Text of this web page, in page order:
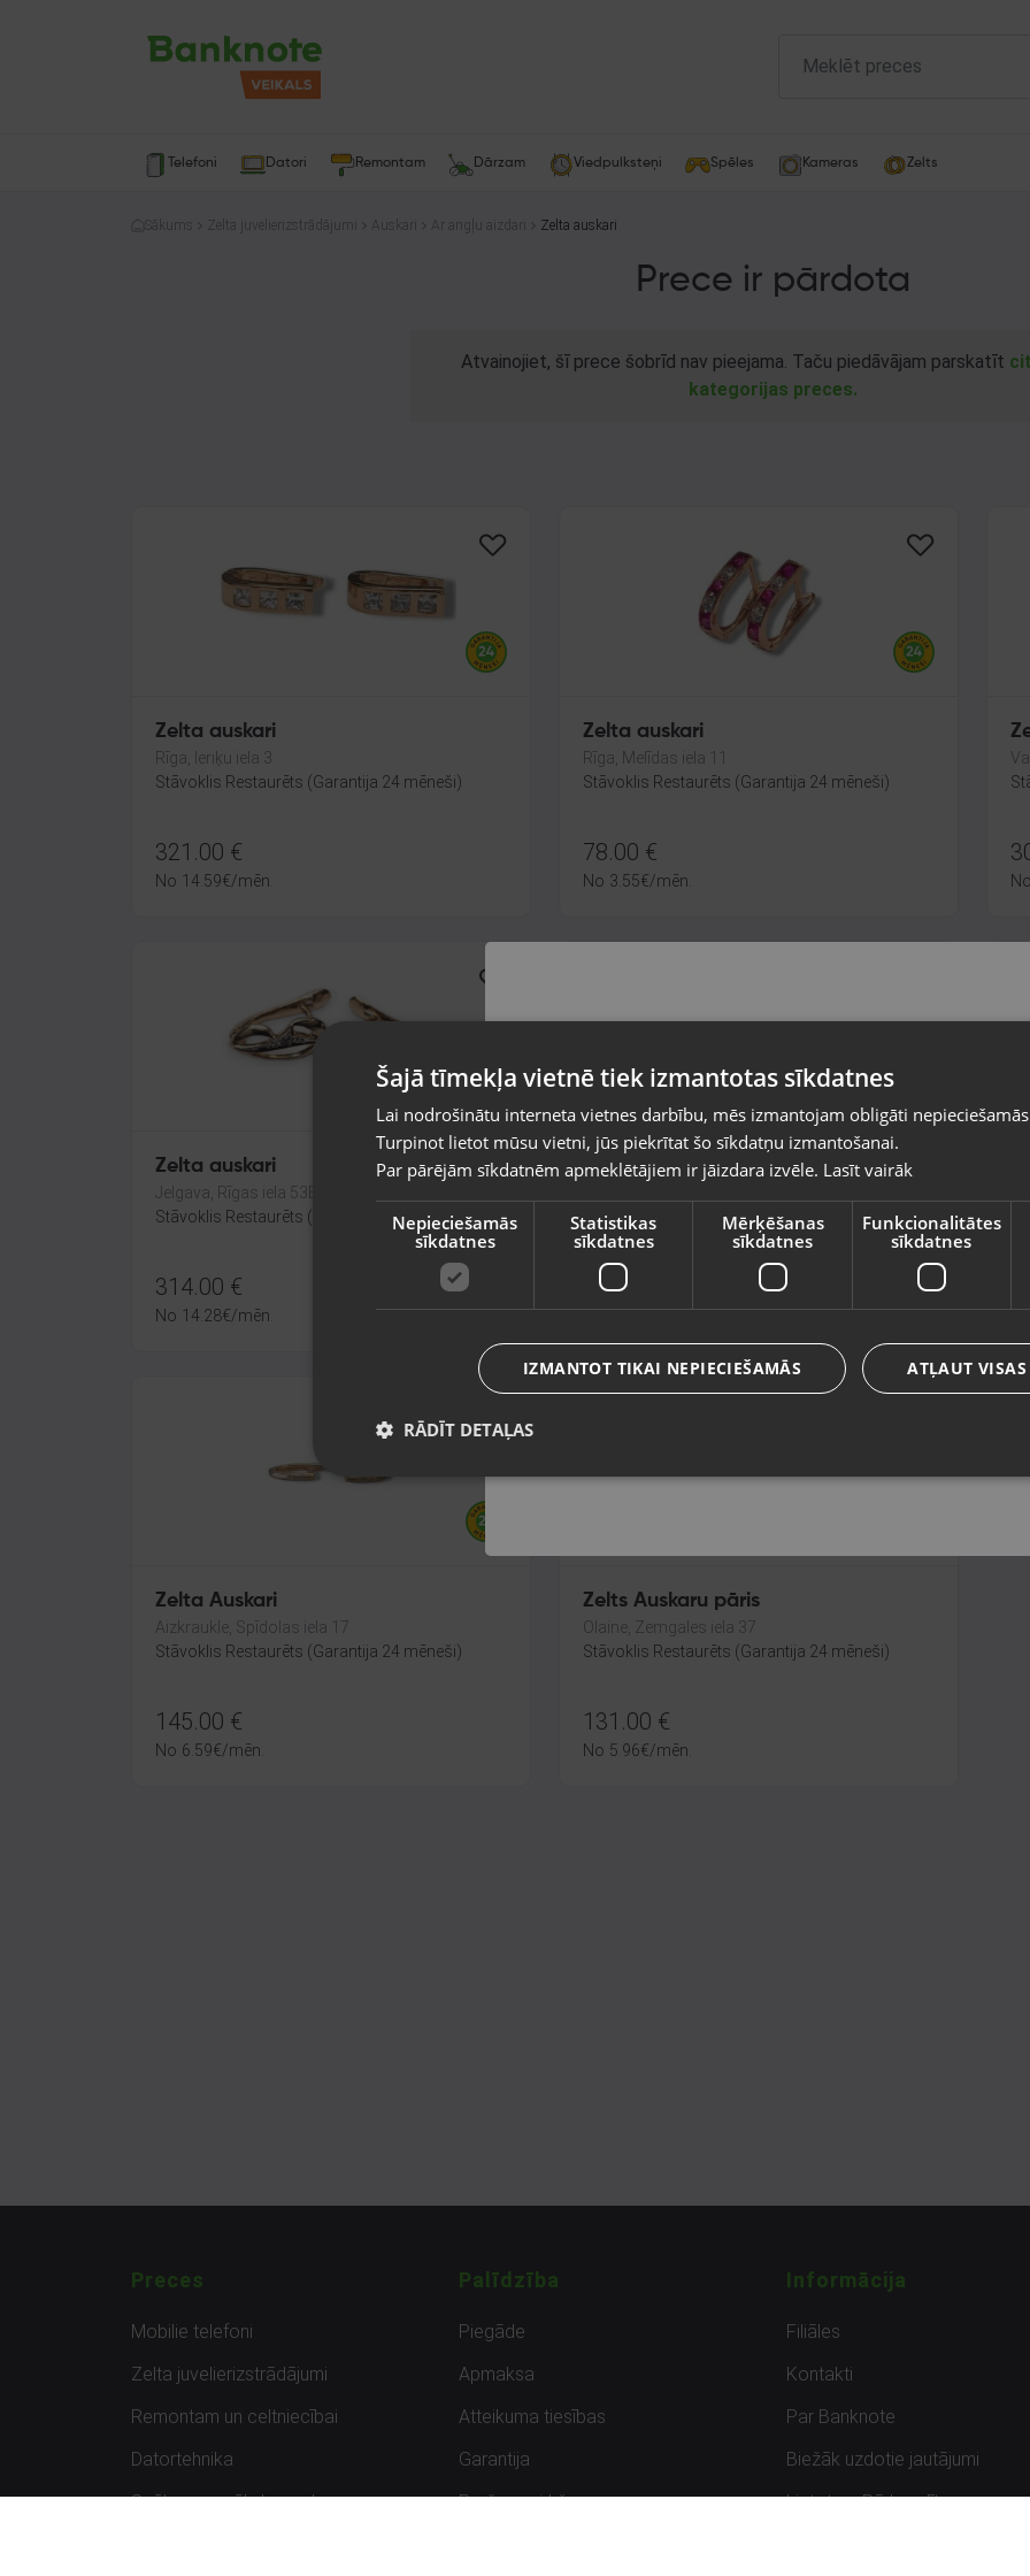
Telefoni Datori Remontam Dārzam Viedpulksteņi Spēles Kameras Zelts
Sākums Zelta juvelierizstrādājumi Auskari Ar angļu aizdari Zelta auskari
Prece ir pārdota
Atvainojiet, šī prece šobrīd nav pieejama. Taču piedāvājam parskatīt
kategorijas preces.
Zelta auskari
Rīga, Ieriķu iela 3
Stāvoklis Restaurēts (Garantija 24 mēneši)
321.00 €
No 14.59€/mēn.
Zelta auskari
Rīga, Melīdas iela 11
Stāvoklis Restaurēts (Garantija 24 mēneši)
78.00 €
No 3.55€/mēn. No
Zelta auskari
Jelgava, Rīgas iela 53B
Stāvoklis Restaurēts (Garantija 24 mēneši)
314.00 €
No 14.28€/mēn.
Zelta auskari
Stāvoklis Restaurēts (Garantija 24 mēneši)
213.00
No 9.68€/mēn.
Zelta Auskari
Aizkraukle, Spīdolas iela 17
Stāvoklis Restaurēts (Garantija 24 mēneši)
145.00 €
No 6.59€/mēn.
Zelts Auskaru pāris
Olaine, Zemgales iela 37
Stāvoklis Restaurēts (Garantija 24 mēneši)
131.00 €
No 5.96€/mēn.
Preces
Mobilie telefoni
Zelta juvelierizstrādājumi
Remontam un celtniecībai
Datortehnika
Spēles un spēļu konsoles
Palīdzība
Piegāde
Apmaksa
Atteikuma tiesības
Garantija
Preču uzpirkšana
Informācija
Filiāles
Kontakti
Par Banknote
Biežāk uzdotie jautājumi
Lietots – Pārbaudīts
valsti
Vietnes saturs būs attēlots izvēlētajā valodā
Valsts
Valoda
Latviešu / Latvian
Šajā tīmekļa vietnē tiek izmantotas sīkdatnes
Lai nodrošinātu interneta vietnes darbību, mēs izmantojam obligāti
Turpinot lietot mūsu vietni, jūs piekrītat šo sīkdatņu izmantošanai.
Par pārējām sīkdatnēm apmeklētājiem ir jāizdara izvēle. Lasīt vairāk
Nepieciešamās
sīkdatnes
Statistikas
sīkdatnes
Mērķēšanas
sīkdatnes
Funkcionalitātes
sīkdatnes
ATĻAUT
IZMANTOT TIKAI NEPIECIEŠAMĀS
RĀDĪT DETAĻAS